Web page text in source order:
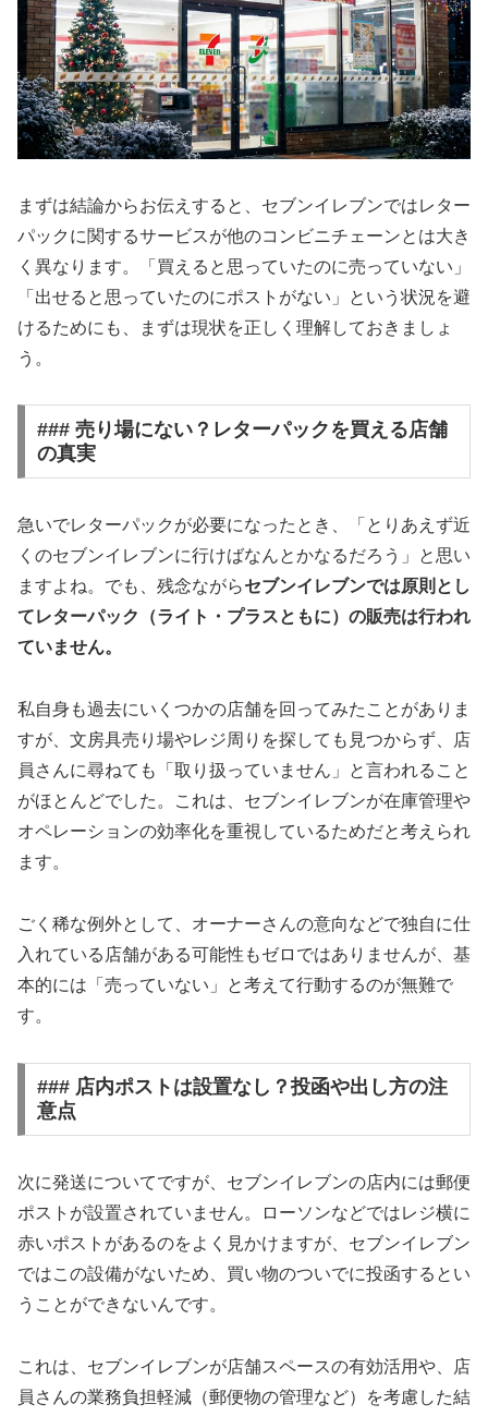
まずは結論からお伝えすると、セブンイレブンではレター
パックに関するサービスが他のコンビニチェーンとは大き
く異なります。「買えると思っていたのに売っていない」
「出せると思っていたのにポストがない」という状況を避
けるためにも、まずは現状を正しく理解しておきましょ
う。
### 売り場にない？レターパックを買える店舗
の真実
急いでレターパックが必要になったとき、「とりあえず近
くのセブンイレブンに行けばなんとかなるだろう」と思い
ますよね。でも、残念ながらセブンイレブンでは原則とし
てレターパック（ライト・プラスともに）の販売は行われ
ていません。
私自身も過去にいくつかの店舗を回ってみたことがありま
すが、文房具売り場やレジ周りを探しても見つからず、店
員さんに尋ねても「取り扱っていません」と言われること
がほとんどでした。これは、セブンイレブンが在庫管理や
オペレーションの効率化を重視しているためだと考えられ
ます。
ごく稀な例外として、オーナーさんの意向などで独自に仕
入れている店舗がある可能性もゼロではありませんが、基
本的には「売っていない」と考えて行動するのが無難で
す。
### 店内ポストは設置なし？投函や出し方の注
意点
次に発送についてですが、 セブンイレブンの店内には郵便
ポストが設置されていません。
ローソンなどではレジ横に
赤いポストがあるのをよく見かけますが、セブンイレブン
ではこの設備がないため、買い物のついでに投函するとい
うことができないんです。
これは、セブンイレブンが店舗スペースの有効活用や、店
員さんの業務負担軽減（郵便物の管理など）を考慮した結